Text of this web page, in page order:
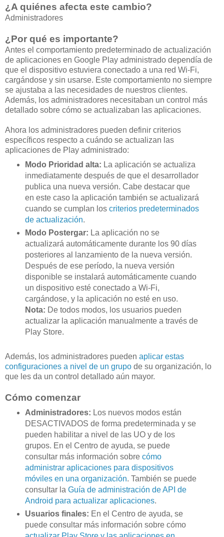
¿A quiénes afecta este cambio?
Administradores
¿Por qué es importante?
Antes el comportamiento predeterminado de actualización
de aplicaciones en Google Play administrado dependía de
que el dispositivo estuviera conectado a una red Wi-Fi,
cargándose y sin usarse. Este comportamiento no siempre
se ajustaba a las necesidades de nuestros clientes.
Además, los administradores necesitaban un control más
detallado sobre cómo se actualizaban las aplicaciones.
Ahora los administradores pueden definir criterios
específicos respecto a cuándo se actualizan las
aplicaciones de Play administrado:
Modo Prioridad alta: La aplicación se actualiza
inmediatamente después de que el desarrollador
publica una nueva versión. Cabe destacar que
en este caso la aplicación también se actualizará
cuando se cumplan los criterios predeterminados
de actualización.
Modo Postergar: La aplicación no se
actualizará automáticamente durante los 90 días
posteriores al lanzamiento de la nueva versión.
Después de ese período, la nueva versión
disponible se instalará automáticamente cuando
un dispositivo esté conectado a Wi-Fi,
cargándose, y la aplicación no esté en uso.
Nota: De todos modos, los usuarios pueden
actualizar la aplicación manualmente a través de
Play Store.
Además, los administradores pueden aplicar estas
configuraciones a nivel de un grupo de su organización, lo
que les da un control detallado aún mayor.
Cómo comenzar
Administradores: Los nuevos modos están
DESACTIVADOS de forma predeterminada y se
pueden habilitar a nivel de las UO y de los
grupos. En el Centro de ayuda, se puede
consultar más información sobre cómo
administrar aplicaciones para dispositivos
móviles en una organización. También se puede
consultar la Guía de administración de API de
Android para actualizar aplicaciones.
Usuarios finales: En el Centro de ayuda, se
puede consultar más información sobre cómo